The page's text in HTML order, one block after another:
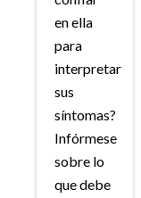
en ella
para
interpretar
sus
síntomas?
Infórmese
sobre lo
que debe